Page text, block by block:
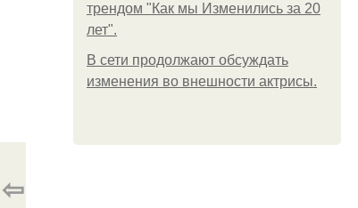
трендом "Как мы Изменились за 20
лет".
В сети продолжают обсуждать
изменения во внешности актрисы.
⇦